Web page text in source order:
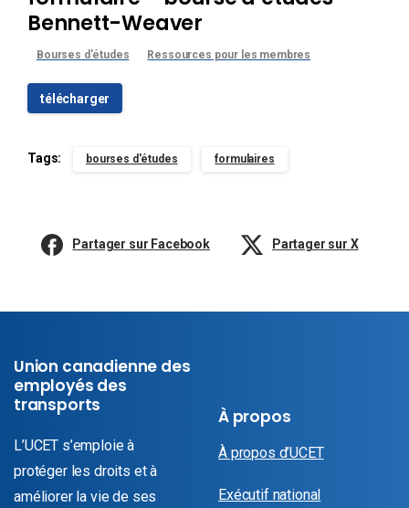
Bennett-Weaver
Bourses d'études Ressources pour les membres
télécharger
Tags: bourses d'études formulaires
Partager sur Facebook Partager sur X
Union canadienne des
employés des
transports
L’UCET s’emploie à
protéger les droits et à
améliorer la vie de ses
À propos
À propos d’UCET
Exécutif national